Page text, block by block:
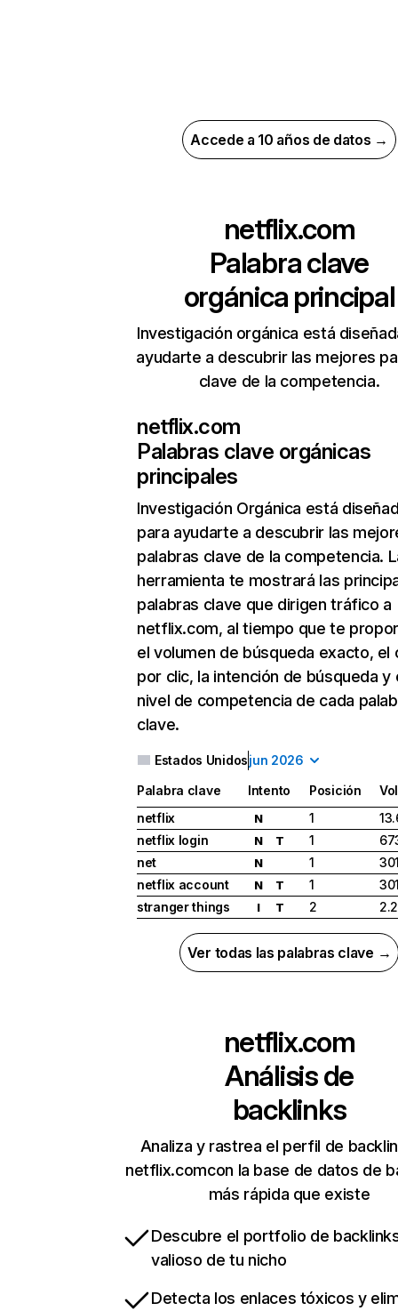
Accede a 10 años de datos →
netflix.com
Palabra clave
orgánica principal
Investigación orgánica está
ayudarte a descubrir las mejores
clave de la competencia.
netflix.com
Palabras clave orgánicas
principales
Investigación Orgánica está
para ayudarte a descubrir las
palabras clave de la competencia.
herramienta te mostrará las
palabras clave que dirigen tráfico a
netflix.com, al tiempo que te
el volumen de búsqueda exacto, el
por clic, la intención de búsqueda y
nivel de competencia de cada
clave.
Estados Unidosjun 2026
Palabra clave Intento Posición
netflix
N 1
netflix login
N T 1
net
N 1
netflix account
N T 1
stranger things
I T 2
Ver todas las palabras clave →
netflix.com
Análisis de
backlinks
Analiza y rastrea el perfil de
netflix.comcon la base de datos de
más rápida que existe
Descubre el portfolio de
valioso de tu nicho
Detecta los enlaces tóxicos y